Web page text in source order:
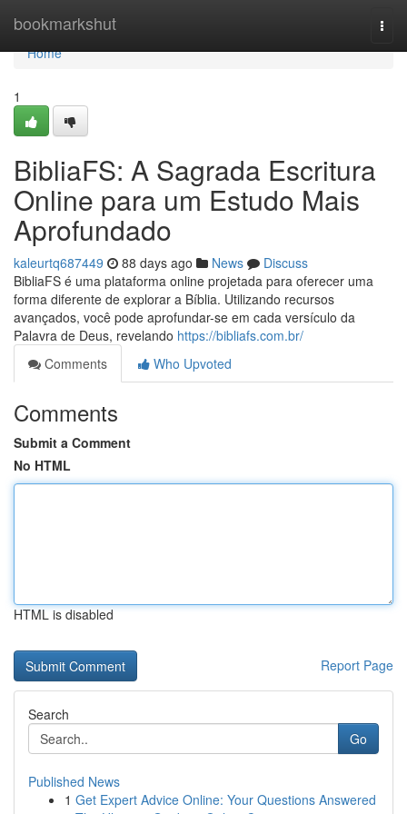
bookmarkshut
Home
Home
1
BibliaFS: A Sagrada Escritura
Online para um Estudo Mais
Aprofundado
kaleurtq687449 88 days ago News
Discuss
BibliaFS é uma plataforma online projetada para oferecer uma
forma diferente de explorar a Bíblia. Utilizando recursos
avançados, você pode aprofundar-se em cada versículo da
Palavra de Deus, revelando https://bibliafs.com.br/
Comments
Who Upvoted
Comments
Submit a Comment
No HTML
HTML is disabled
Report Page
Search
Go
Published News
1 Get Expert Advice Online: Your Questions Answered